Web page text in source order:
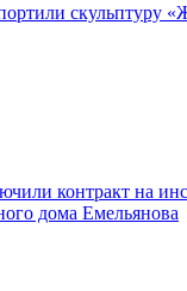
скульптуру
контракт на
дома Емельянова